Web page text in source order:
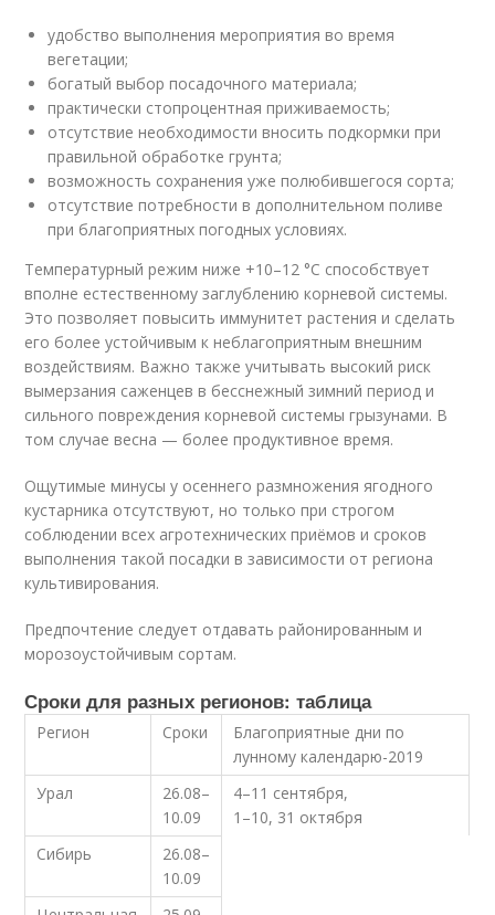
удобство выполнения мероприятия во время
вегетации;
богатый выбор посадочного материала;
практически стопроцентная приживаемость;
отсутствие необходимости вносить подкормки при
правильной обработке грунта;
возможность сохранения уже полюбившегося сорта;
отсутствие потребности в дополнительном поливе
при благоприятных погодных условиях.
Температурный режим ниже +10–12 °C способствует
вполне естественному заглублению корневой системы.
Это позволяет повысить иммунитет растения и сделать
его более устойчивым к неблагоприятным внешним
воздействиям. Важно также учитывать высокий риск
вымерзания саженцев в бесснежный зимний период и
сильного повреждения корневой системы грызунами. В
том случае весна — более продуктивное время.
Ощутимые минусы у осеннего размножения ягодного
кустарника отсутствуют, но только при строгом
соблюдении всех агротехнических приёмов и сроков
выполнения такой посадки в зависимости от региона
культивирования.
Предпочтение следует отдавать районированным и
морозоустойчивым сортам.
Сроки для разных регионов: таблица
Регион Сроки
Благоприятные дни по
лунному календарю-2019
Урал
26.08–
10.09
4–11 сентября,
1–10, 31 октября
Сибирь
26.08–
10.09